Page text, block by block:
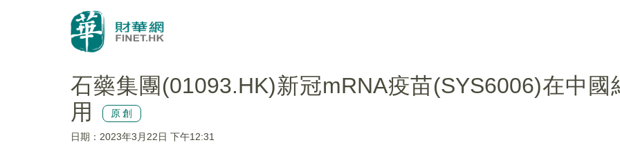
石藥集團(01093.HK)新冠mRNA疫苗(SYS6006)在中國
用
原創
日期：2023年3月22日 下午12:31